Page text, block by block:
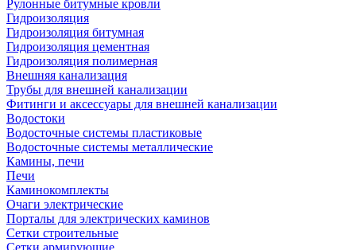
Рулонные битумные кровли
Гидроизоляция
Гидроизоляция битумная
Гидроизоляция цементная
Гидроизоляция полимерная
Внешняя канализация
Трубы для внешней канализации
Фитинги и аксессуары для внешней канализации
Водостоки
Водосточные системы пластиковые
Водосточные системы металлические
Камины, печи
Печи
Каминокомплекты
Очаги электрические
Порталы для электрических каминов
Сетки строительные
Сетки армирующие